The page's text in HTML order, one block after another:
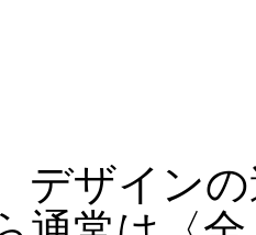
デザインの